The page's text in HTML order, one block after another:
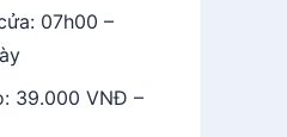
07h00 –
39.000 VNĐ –